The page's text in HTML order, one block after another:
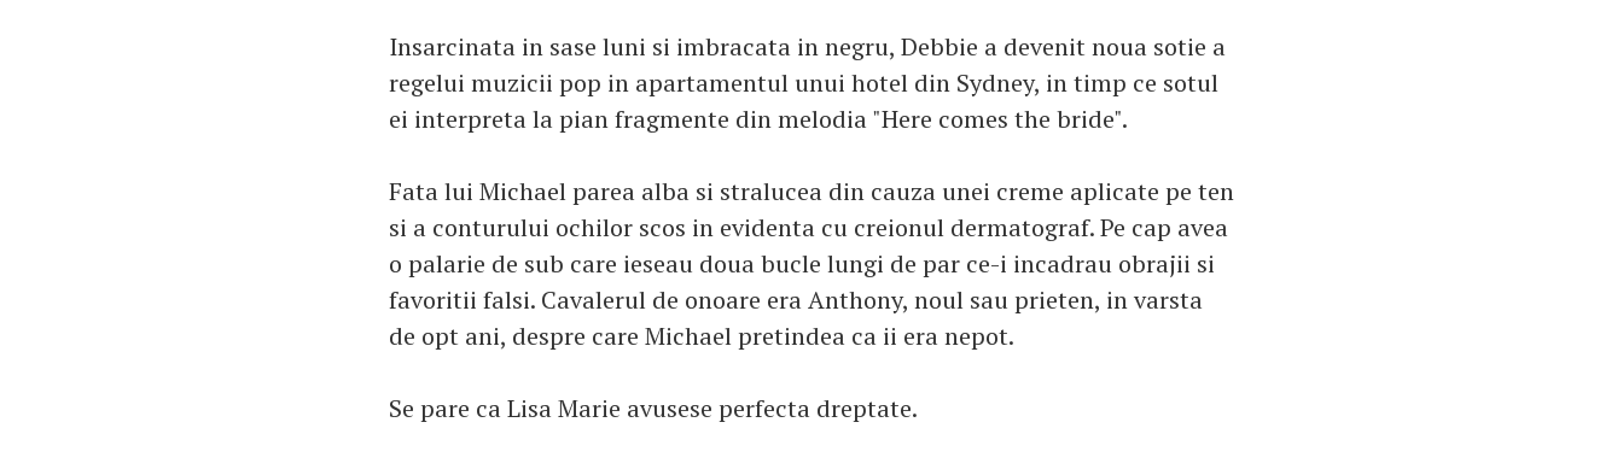
Insarcinata in sase luni si imbracata in negru, Debbie a devenit noua sotie a
regelui muzicii pop in apartamentul unui hotel din Sydney, in timp ce sotul
ei interpreta la pian fragmente din melodia "Here comes the bride".
Fata lui Michael parea alba si stralucea din cauza unei creme aplicate pe ten
si a conturului ochilor scos in evidenta cu creionul dermatograf. Pe cap avea
o palarie de sub care ieseau doua bucle lungi de par ce-i incadrau obrajii si
favoritii falsi. Cavalerul de onoare era Anthony, noul sau prieten, in varsta
de opt ani, despre care Michael pretindea ca ii era nepot.
Se pare ca Lisa Marie avusese perfecta dreptate.